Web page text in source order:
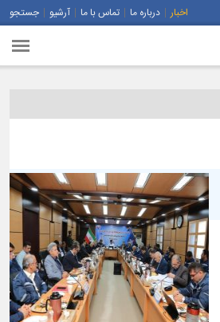
اخبار درباره ما تماس با ما آرشیو جستجو